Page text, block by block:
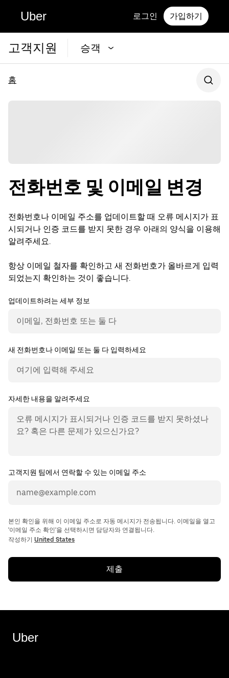
Uber 로그인 가입하기
고객지원 승객
홈
전화번호 및 이메일 변경
전화번호나 이메일 주소를 업데이트할 때 오류 메시지가 표
시되거나 인증 코드를 받지 못한 경우 아래의 양식을 이용해
알려주세요.
항상 이메일 철자를 확인하고 새 전화번호가 올바르게 입력
되었는지 확인하는 것이 좋습니다.
업데이트하려는 세부 정보
새 전화번호나 이메일 또는 둘 다 입력하세요
자세한 내용을 알려주세요
고객지원 팀에서 연락할 수 있는 이메일 주소
본인 확인을 위해 이 이메일 주소로 자동 메시지가 전송됩니다. 이메일을 열고
'이메일 주소 확인'을 선택하시면 담당자와 연결됩니다.
작성하기 United States
제출
Uber